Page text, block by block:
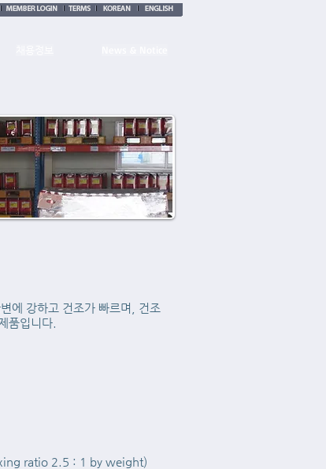
에 강하고 건조가 빠르며, 건조
품입니다.
ratio 2.5 : 1 by weight)